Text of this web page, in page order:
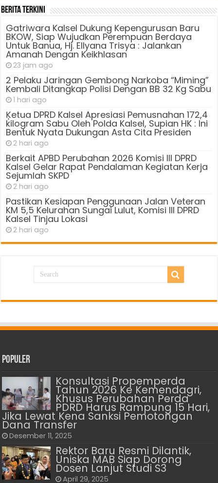
Berita Terkini
Gatriwara Kalsel Dukung Kepengurusan Baru
BKOW, Siap Wujudkan Perempuan Berdaya
Untuk Banua, Hj. Ellyana Trisya : Jalankan
Amanah Dengan Keikhlasan
23 jam ago
2 Pelaku Jaringan Gembong Narkoba “Miming”
Kembali Ditangkap Polisi Dengan BB 32 Kg Sabu
1 hari ago
Ķetua DPRD Kalsel Apresiasi Pemusnahan 172,4
kilogram Sabu Oleh Polda Kalsel, Supian HK : Ini
Bentuk Nyata Dukungan Asta Cita Presiden
2 hari ago
Berkait APBD Perubahan 2026 Komisi III DPRD
Kalsel Gelar Rapat Pendalaman Kegiatan Kerja
Sejumlah SKPD
2 hari ago
Pastikan Kesiapan Penggunaan Jalan Veteran
KM 5,5 Kelurahan Sungai Lulut, Komisi III DPRD
Kalsel Tinjau Lokasi
2 hari ago
Populer
Konsultasi Propemperda
Tahun 2026 Ke Kemendagri,
Khusus Perubahan Perda
PDRD Harus Rampung 15 Hari,
Jika Lewat Kena Sanksi Pemotongan
Dana Transfer
Desember 11, 2025
Rektor Baru Resmi Dilantik,
Uniska MAB Siap Dorong
Dosen Lanjut Studi S3
April 29, 2025